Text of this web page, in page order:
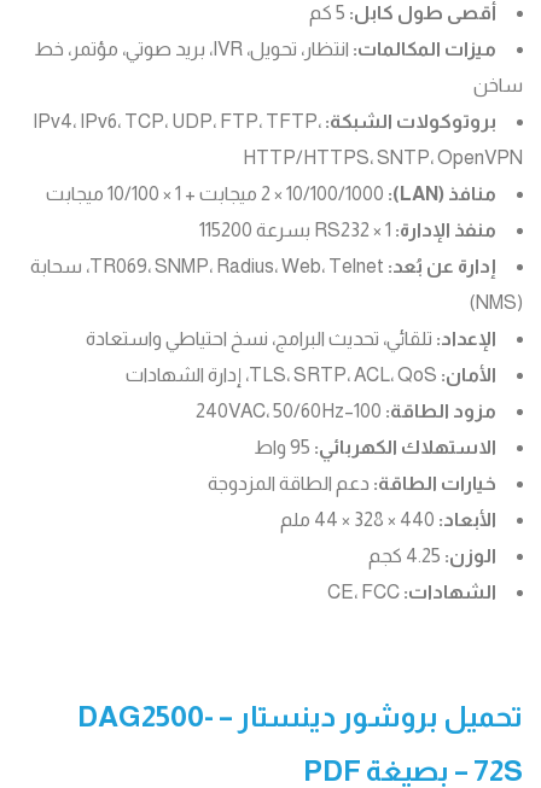
أقصى طول كابل:
ميزات المكالمات:
انتظار، تحويل، IVR، بريد صوتي، مؤتمر، خط
ساخن
بروتوكولات الشبكة: IPv4، IPv6، TCP، UDP، FTP، TFTP،
HTTP/HTTPS، SNTP، OpenVPN
منافذ (LAN):
منفذ الإدارة:
إدارة عن بُعد:
TR069، SNMP، Radius، Web، Telnet، سحابة
(NMS)
الإعداد: تلقائي، تحديث البرامج، نسخ احتياطي واستعادة
الأمان:
مزود الطاقة:
الاستهلاك الكهربائي:
خيارات الطاقة: دعم الطاقة المزدوجة
الأبعاد:
الوزن:
الشهادات:
تحميل بروشور دينستار – DAG2500-
72S – بصيغة PDF